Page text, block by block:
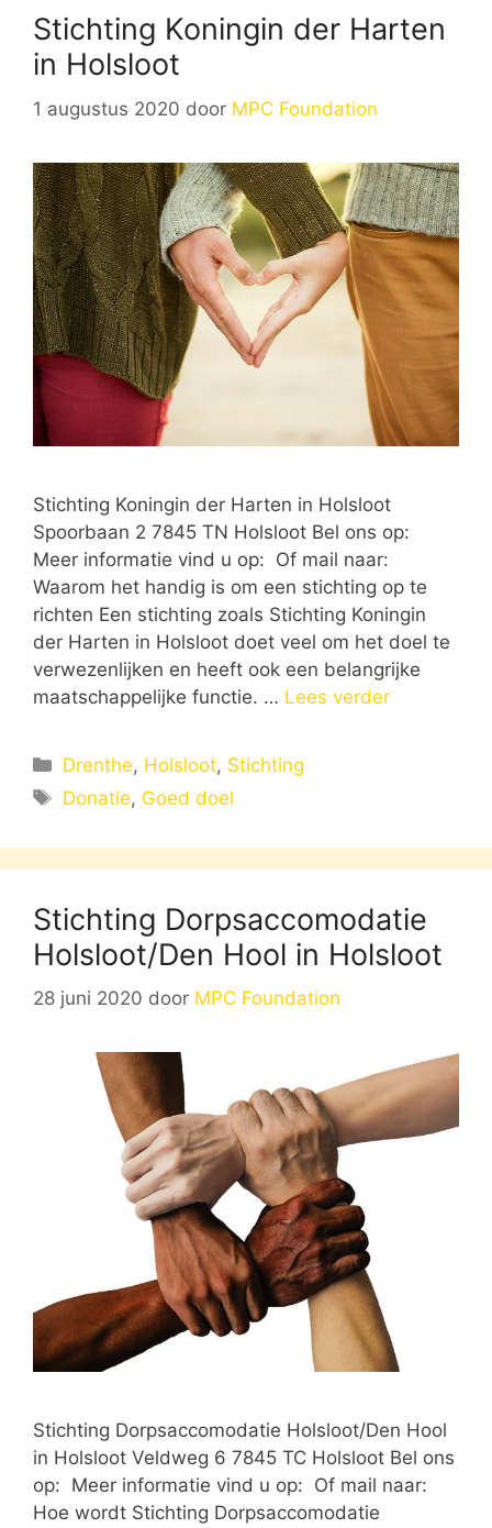
Stichting Koningin der Harten
in Holsloot
1 augustus 2020 door MPC Foundation
Stichting Koningin der Harten in Holsloot
Spoorbaan 2 7845 TN Holsloot Bel ons op:
Meer informatie vind u op: Of mail naar:
Waarom het handig is om een stichting op te
richten Een stichting zoals Stichting Koningin
der Harten in Holsloot doet veel om het doel te
verwezenlijken en heeft ook een belangrijke
maatschappelijke functie. … Lees verder
Categorieën
Drenthe, Holsloot, Stichting
Tags
Donatie, Goed doel
Stichting Dorpsaccomodatie
Holsloot/Den Hool in Holsloot
28 juni 2020 door MPC Foundation
Stichting Dorpsaccomodatie Holsloot/Den Hool
in Holsloot Veldweg 6 7845 TC Holsloot Bel ons
op: Meer informatie vind u op: Of mail naar:
Hoe wordt Stichting Dorpsaccomodatie